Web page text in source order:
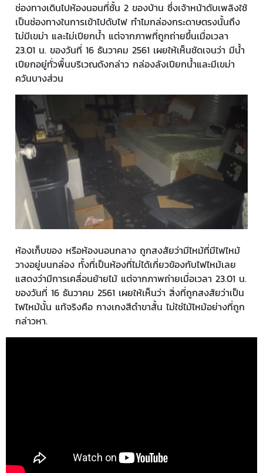
ช่องทางเดินไปห้องนอนที่ชั้น 2 ของบ้าน ซึ่งเจ้าหน้าดับเพลิงใช้
เป็นช่องทางในการเข้าไปดับไฟ ทำไมกล่องกระดาษตรงนั้นถึง
ไม่มีเขม่า และไม่เปียกน้ำ แต่จากภาพที่ถูกถ่ายขึ้นเมื่อเวลา
23.01 น. ของวันที่ 16 ธันวาคม 2561 เผยให้เห็นชัดเจนว่า มีน้ำ
เปียกอยู่ทั่วพื้นบริเวณดังกล่าว กล่องลังเปียกน้ำและมีเขม่า
ควันบางส่วน
ห้องเก็บของ หรือห้องนอนกลาง ถูกสงสัยว่ามีไหม้ที่มีไฟไหม้
วางอยู่บนกล่อง ทั้งที่เป็นห้องที่ไม่ได้เกี่ยวข้องกับไฟไหม้เลย
แสดงว่ามีการเคลื่อนย้ายไม้ แต่จากภาพถ่ายเมื่อเวลา 23.01 น.
ของวันที่ 16 ธันวาคม 2561 เผยให้เห็นว่า สิ่งที่ถูกสงสัยว่าเป็น
ไฟไหม้นั้น แท้จริงคือ กางเกงสีดำขาสั้น ไม่ใช่ไม้ไหม้อย่างที่ถูก
กล่าวหา.